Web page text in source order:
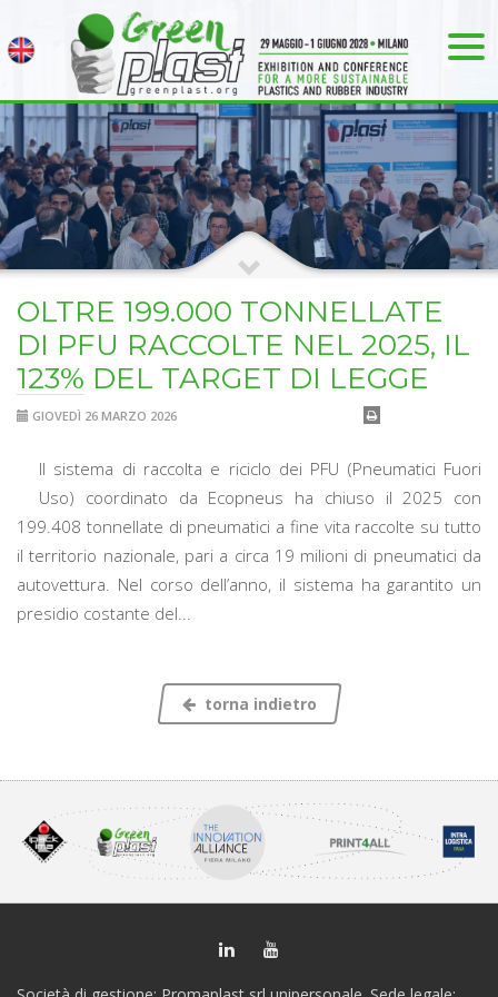
OLTRE 199.000 TONNELLATE
DI PFU RACCOLTE NEL 2025, IL
123% DEL TARGET DI LEGGE
GIOVEDÌ 26 MARZO 2026
Il sistema di raccolta e riciclo dei PFU (Pneumatici Fuori
Uso) coordinato da Ecopneus ha chiuso il 2025 con
199.408 tonnellate di pneumatici a fine vita raccolte su tutto
il territorio nazionale, pari a circa 19 milioni di pneumatici da
autovettura. Nel corso dell’anno, il sistema ha garantito un
presidio costante del...
torna indietro